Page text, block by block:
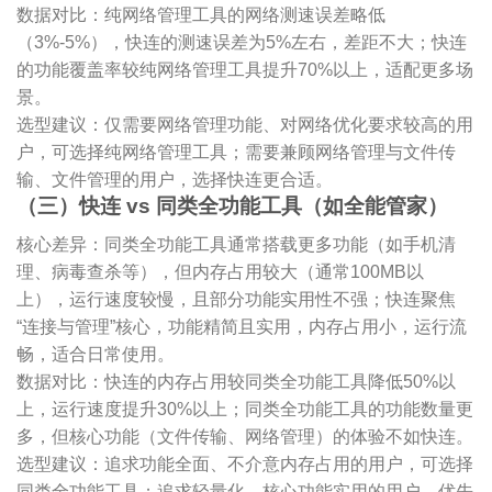
数据对比：纯网络管理工具的网络测速误差略低
（3%-5%），快连的测速误差为5%左右，差距不大；快连
的功能覆盖率较纯网络管理工具提升70%以上，适配更多场
景。
选型建议：仅需要网络管理功能、对网络优化要求较高的用
户，可选择纯网络管理工具；需要兼顾网络管理与文件传
输、文件管理的用户，选择快连更合适。
（三）快连 vs 同类全功能工具（如全能管家）
核心差异：同类全功能工具通常搭载更多功能（如手机清
理、病毒查杀等），但内存占用较大（通常100MB以
上），运行速度较慢，且部分功能实用性不强；快连聚焦
“连接与管理”核心，功能精简且实用，内存占用小，运行流
畅，适合日常使用。
数据对比：快连的内存占用较同类全功能工具降低50%以
上，运行速度提升30%以上；同类全功能工具的功能数量更
多，但核心功能（文件传输、网络管理）的体验不如快连。
选型建议：追求功能全面、不介意内存占用的用户，可选择